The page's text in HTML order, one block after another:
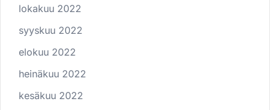
lokakuu 2022
syyskuu 2022
elokuu 2022
heinäkuu 2022
kesäkuu 2022